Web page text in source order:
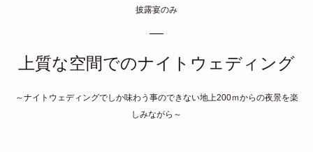
披露宴のみ
上質な空間でのナイトウェディング
～ナイトウェディングでしか味わう事のできない地上200ｍからの夜景を楽
しみながら～